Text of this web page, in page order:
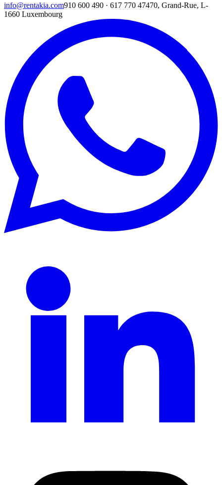
info@rentakia.com910 600 490 · 617 770 47470, Grand-Rue, L-
1660 Luxembourg